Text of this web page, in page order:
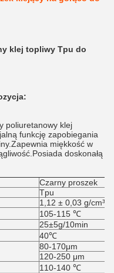
klej topliwy Tpu do
poliuretanowy klej
funkcję zapobiegania
miękkość w
doskonałą
Czarny proszek
Tpu
1,12 ± 0,03 g/cm³
105-115 ℃
25±5g/10min
40℃
80-170μm
120-250 μm
110-140 ℃